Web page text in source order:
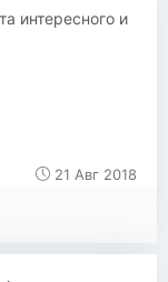
интересного и
21 Авг 2018